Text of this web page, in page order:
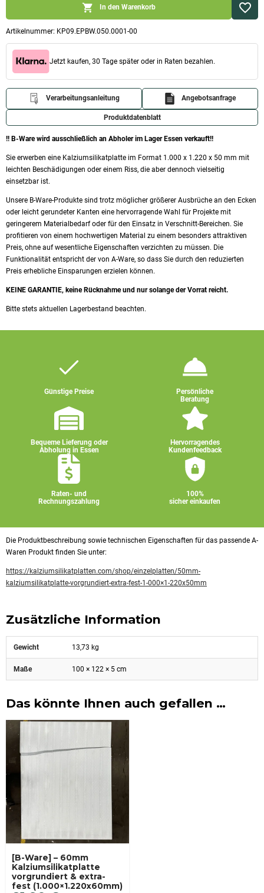
Artikelnummer: KP09.EPBW.050.0001-00
!! B-Ware wird ausschließlich an Abholer im Lager Essen verkauft!!
Sie erwerben eine Kalziumsilikatplatte im Format 1.000 x 1.220 x 50 mm mit
leichten Beschädigungen oder einem Riss, die aber dennoch vielseitig
einsetzbar ist.
Unsere B-Ware-Produkte sind trotz möglicher größerer Ausbrüche an den Ecken
oder leicht gerundeter Kanten eine hervorragende Wahl für Projekte mit
geringerem Materialbedarf oder für den Einsatz in Verschnitt-Bereichen. Sie
profitieren von einem hochwertigen Material zu einem besonders attraktiven
Preis, ohne auf wesentliche Eigenschaften verzichten zu müssen. Die
Funktionalität entspricht der von A-Ware, so dass Sie durch den reduzierten
Preis erhebliche Einsparungen erzielen können.
KEINE GARANTIE, keine Rücknahme und nur solange der Vorrat reicht.
Bitte stets aktuellen Lagerbestand beachten.
Kalziumsilikatplatte
vorgrundiert
&
extra-
fest
(1.000x1.220x50mm)
Menge
In den Warenkorb
Jetzt kaufen, 30 Tage später oder in Raten bezahlen.
Verarbeitungsanleitung Angebotsanfrage
Produktdatenblatt
Günstige Preise
Persönliche
Beratung
Bequeme Lieferung oder
Abholung in Essen
Hervorragendes
Kundenfeedback
Raten- und
Rechnungszahlung
100%
sicher einkaufen
Die Produktbeschreibung sowie technischen Eigenschaften für das passende A-
Waren Produkt finden Sie unter:
https://kalziumsilikatplatten.com/shop/einzelplatten/50mm-
kalziumsilikatplatte-vorgrundiert-extra-fest-1-000×1-220x50mm
Zusätzliche Information
Gewicht 13,73 kg
Maße 100 × 122 × 5 cm
Das könnte Ihnen auch gefallen …
[B-Ware] – 60mm
Kalziumsilikatplatte
vorgrundiert & extra-
fest (1.000×1.220x60mm)